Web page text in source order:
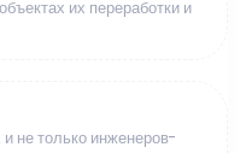
их переработки и
не только инженеров-